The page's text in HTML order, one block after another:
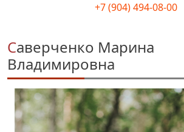
+7 (904) 494-08-00
Саверченко Марина
Владимировна